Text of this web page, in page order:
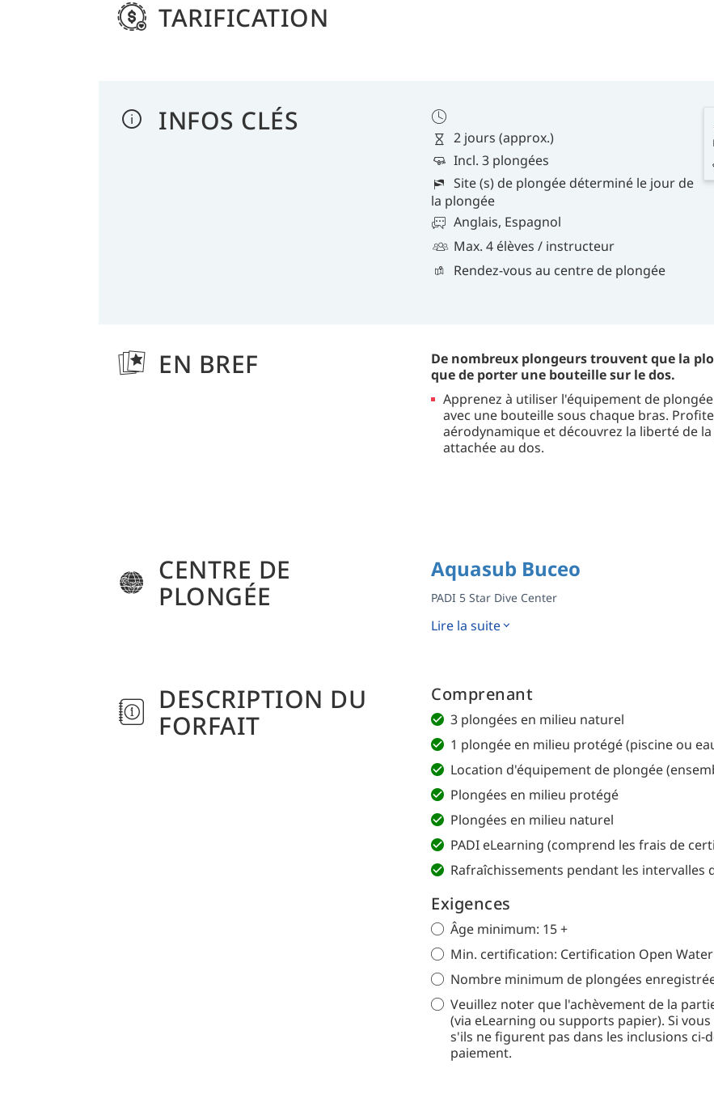
TARIFICATION
INFOS CLÉS
2 jours (approx.)
Incl. 3 plongées
Site (s) de plongée déterminé le jour de
la plongée
Anglais, Espagnol
Max. 4 élèves / instructeur
Rendez-vous au centre de plongée
EN BREF
De nombreux plongeurs trouvent que la
que de porter une bouteille sur le dos.
Apprenez à utiliser l'équipement de
avec une bouteille sous chaque bras.
aérodynamique et découvrez la liberté de
attachée au dos.
CENTRE DE
PLONGÉE
Aquasub Buceo
PADI 5 Star Dive Center
Lire la suite
DESCRIPTION DU
FORFAIT
Comprenant
3 plongées en milieu naturel
1 plongée en milieu protégé (piscine ou
Location d'équipement de plongée
Plongées en milieu protégé
Plongées en milieu naturel
PADI eLearning (comprend les frais de
Rafraîchissements pendant les intervalles
Exigences
Âge minimum: 15 +
Min. certification: Certification Open
Nombre minimum de plongées
Veuillez noter que l'achèvement de la
(via eLearning ou supports papier). Si
s'ils ne figurent pas dans les inclusions ci-
paiement.